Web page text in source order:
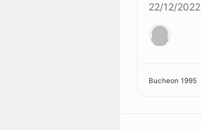
22/12/2022
Bucheon 1995